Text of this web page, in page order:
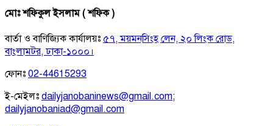
মোঃ শফিকুল ইসলাম ( শফিক )
বার্তা ও বাণিজ্যিক কার্যালয়ঃ ৫৭, ময়মনসিংহ লেন, ২০ লিংক রোড,
বাংলামটর, ঢাকা-১০০০।
ফোনঃ 02-44615293
ই-মেইলঃ dailyjanobaninews@gmail.com;
dailyjanobaniad@gmail.com